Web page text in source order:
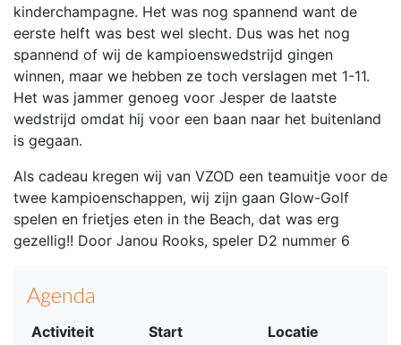
kinderchampagne. Het was nog spannend want de
eerste helft was best wel slecht. Dus was het nog
spannend of wij de kampioenswedstrijd gingen
winnen, maar we hebben ze toch verslagen met 1-11.
Het was jammer genoeg voor Jesper de laatste
wedstrijd omdat hij voor een baan naar het buitenland
is gegaan.
Als cadeau kregen wij van VZOD een teamuitje voor de
twee kampioenschappen, wij zijn gaan Glow-Golf
spelen en frietjes eten in the Beach, dat was erg
gezellig!! Door Janou Rooks, speler D2 nummer 6
Agenda
Activiteit Start
Locatie